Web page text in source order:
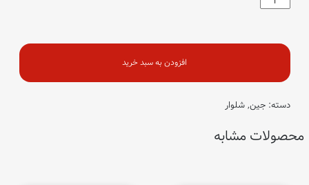
ذغالی
افزودن به سبد خرید
دسته:جین,شلوار
محصولات مشابه